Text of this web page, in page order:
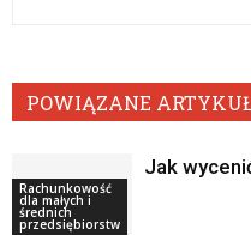
POWIĄZANE
Rachunkowość
dla małych i
średnich
przedsiębiorstw
Jak